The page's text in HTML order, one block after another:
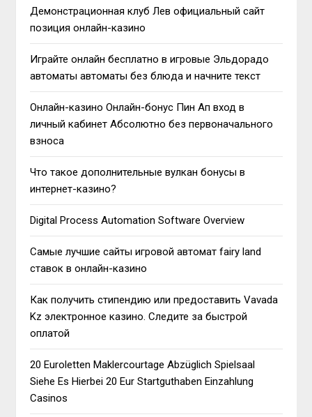
Демонстрационная клуб Лев официальный сайт
позиция онлайн-казино
Играйте онлайн бесплатно в игровые Эльдорадо
автоматы автоматы без блюда и начните текст
Онлайн-казино Онлайн-бонус Пин Ап вход в
личный кабинет Абсолютно без первоначального
взноса
Что такое дополнительные вулкан бонусы в
интернет-казино?
Digital Process Automation Software Overview
Самые лучшие сайты игровой автомат fairy land
ставок в онлайн-казино
Как получить стипендию или предоставить Vavada
Kz электронное казино. Следите за быстрой
оплатой
20 Euroletten Maklercourtage Abzüglich Spielsaal
Siehe Es Hierbei 20 Eur Startguthaben Einzahlung
Casinos